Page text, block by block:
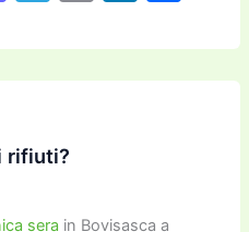
st
o
o
e
gr
m
p
y
k
e
n
di
rifiuti?
sera in Bovisasca a